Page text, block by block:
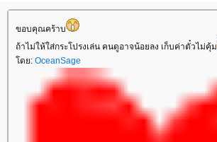
ขอบคุณคร้าบ
ถ้าไม่ให้ใส่กระโปรงเล่น คนดูอาจน้อยลง เก็บค่าตั๋วไม่คุ้ม
ดย: OceanSage